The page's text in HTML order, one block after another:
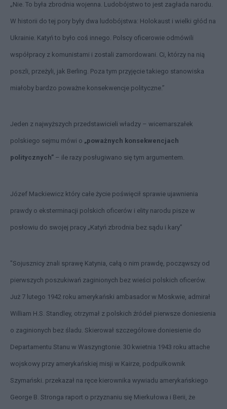
„Nie. To była zbrodnia wojenna. Ludobójstwo to jest zagłada narodu.
W historii do tej pory były dwa ludobójstwa: Holokaust i wielki głód na
Ukrainie. Katyń to było coś innego. Polscy oficerowie odmówili
współpracy z komunistami i zostali zamordowani. Ci, którzy na nią
poszli, przeżyli, jak Berling. Poza tym przyjęcie takiego stanowiska
miałoby bardzo poważne konsekwencje polityczne.”
Jeden z najwyższych przedstawicieli władzy – wicemarszałek
polskiego sejmu mówi o „poważnych konsekwencjach
politycznych” – ile razy posługiwano się tym argumentem.
Józef Mackiewicz który całe życie poświęcił sprawie ujawnienia
prawdy o eksterminacji polskich oficerów i elity narodu pisze w
posłowiu do swojej pracy „Katyń zbrodnia bez sądu i kary”
"Sojusznicy znali sprawę Katynia, całą o nim prawdę, począwszy od
pierwszych poszukiwań zaginionych bez wieści polskich oficerów.
Już 7 lutego 1942 roku amerykański ambasador w Moskwie, admirał
William H.S. Standley, otrzymał z polskich źródeł pierwsze doniesienia
o zaginionych bez śladu. Skierował szczegółowe doniesienie do
Departamentu Stanu w Waszyngtonie. 30 kwietnia 1943 roku attache
wojskowy przy amerykańskiej misji w Kairze, podpułkownik
Szymański. przekazał na ręce kierownika wywiadu amerykańskiego
George B. Stronga raport o przyznaniu się Mierkułowa i Berii, że